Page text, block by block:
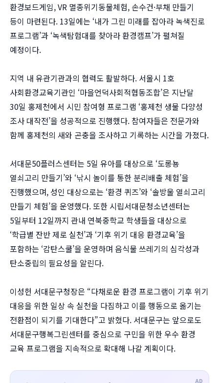
환경보드게임, VR 멸종위기동물체험, 손수건·부채 만들기
등이 마련된다. 13일에는 ‘내가 그린 미래를 잡아라 녹색진로
프로그램’과 ‘녹색탐험대를 찾아라 환경캠프’가 펼쳐질
예정이다.
지역 내 유관기관과의 협력도 활발하다. 서울시 1호
사회환경교육기관인 ‘마을언덕사회적협동조합’은 지난달
30일 홍제천에서 시민 참여형 프로그램 ‘홍제천 생물 다양성
조사 대작전’을 성공적으로 진행했다. 참여자들은 전문가와
함께 홍제천의 새와 곤충을 조사하고 기록하는 시간을 가졌다.
서대문50플러스센터는 5일 유아를 대상으로 ‘도롱뇽
열쇠고리 만들기’와 ‘낚시 놀이를 통한 분리배출 체험’을
진행했으며, 성인 대상으로는 ‘환경 퀴즈’와 ‘솔방울 열쇠고리
만들기 체험’을 운영했다. 또한 시립서대문청소년센터는
5일부터 12일까지 관내 연북중학교 학생들을 대상으로
‘학급별 잔반 제로 실천’과 ‘기후 위기 대응 환경교육’을
포함하는 ‘감탄스쿨’을 운영하며 음식물 쓰레기의 심각성과
탄소중립의 필요성을 알린다.
이성헌 서대문구청장은 “다채로운 환경 프로그램이 기후 위기
대응을 위한 일상 속 실천을 다짐하고 이를 행동으로 옮기는
전환점이 되기를 기대한다”고 밝혔다. 서대문구는 앞으로도
서대문구행복그린센터를 중심으로 구민을 위한 우수 환경
교육 프로그램을 지속적으로 확대해 나갈 계획이다.
AD